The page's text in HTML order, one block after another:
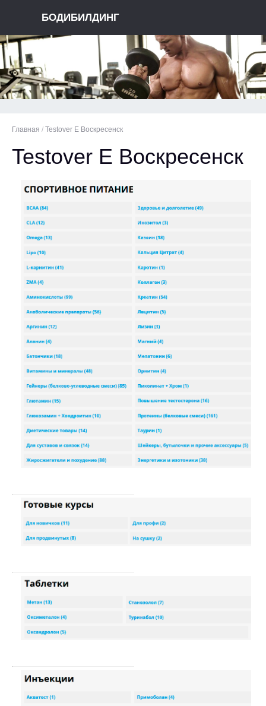
БОДИБИЛДИНГ
Главная / Testover E Воскресенск
Testover E Воскресенск